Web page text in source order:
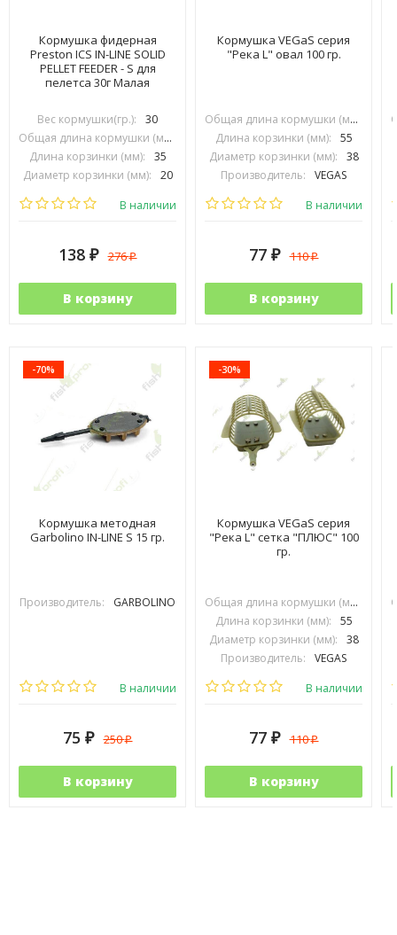
Кормушка фидерная
Preston ICS IN-LINE SOLID
PELLET FEEDER - S для
пелетса 30г Малая
Вес кормушки(гр.):
30
Общая длина кормушки (мм):
Длина корзинки (мм):
35
Диаметр корзинки (мм):
20
Производитель:
В наличии
138 ₽ 276₽
В корзину
Кормушка VEGaS серия
"Река L" овал 100 гр.
Общая длина кормушки (мм):
Длина корзинки (мм):
55
Диаметр корзинки (мм):
38
Производитель:
VEGAS
В наличии
77 ₽ 110₽
В корзину
-70%
Кормушка методная
Garbolino IN-LINE S 15 гр.
Производитель: GARBOLINO
В наличии
75 ₽ 250₽
В корзину
-30%
Кормушка VEGaS серия
"Река L" сетка "ПЛЮС" 100
гр.
Общая длина кормушки (мм):
Длина корзинки (мм):
55
Диаметр корзинки (мм):
38
Производитель:
VEGAS
В наличии
77 ₽ 110₽
В корзину